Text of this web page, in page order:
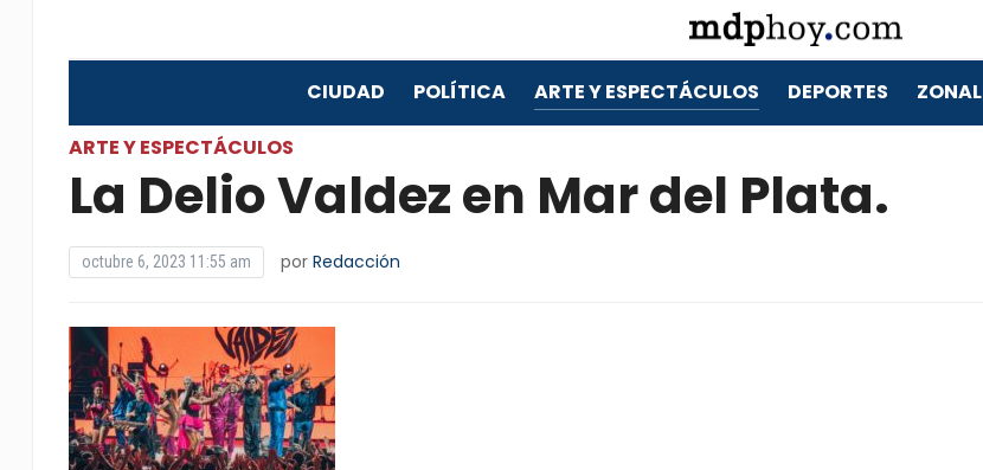
CIUDAD POLÍTICA ARTE Y ESPECTÁCULOS DEPORTES ZONAL
ARTE Y ESPECTÁCULOS
La Delio Valdez en Mar del Plata.
octubre 6, 2023 11:55 am por Redacción